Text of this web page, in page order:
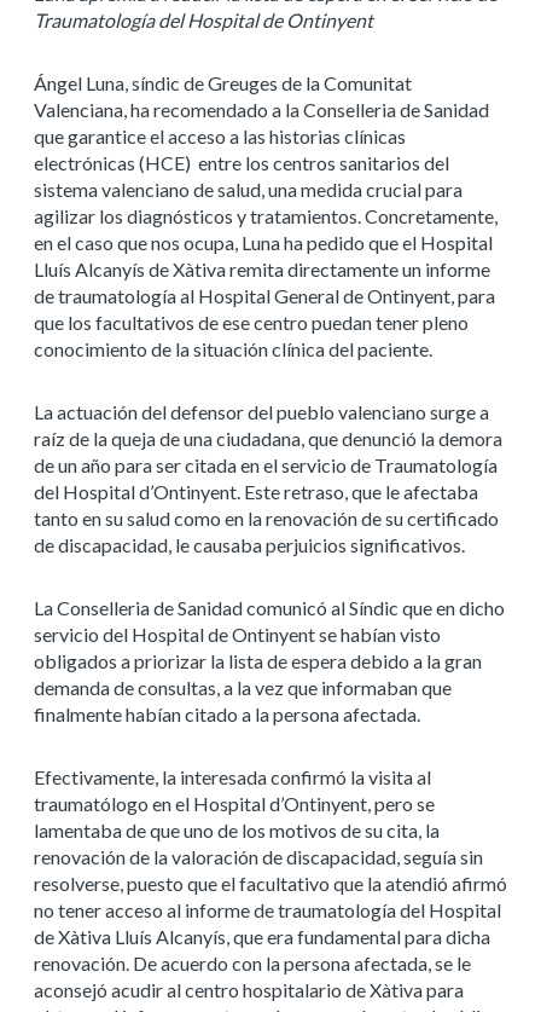
Traumatología del Hospital de Ontinyent
Ángel Luna, síndic de Greuges de la Comunitat
Valenciana, ha recomendado a la Conselleria de Sanidad
que garantice el acceso a las historias clínicas
electrónicas (HCE) entre los centros sanitarios del
sistema valenciano de salud, una medida crucial para
agilizar los diagnósticos y tratamientos. Concretamente,
en el caso que nos ocupa, Luna ha pedido que el Hospital
Lluís Alcanyís de Xàtiva remita directamente un informe
de traumatología al Hospital General de Ontinyent, para
que los facultativos de ese centro puedan tener pleno
conocimiento de la situación clínica del paciente.
La actuación del defensor del pueblo valenciano surge a
raíz de la queja de una ciudadana, que denunció la demora
de un año para ser citada en el servicio de Traumatología
del Hospital d’Ontinyent. Este retraso, que le afectaba
tanto en su salud como en la renovación de su certificado
de discapacidad, le causaba perjuicios significativos.
La Conselleria de Sanidad comunicó al Síndic que en dicho
servicio del Hospital de Ontinyent se habían visto
obligados a priorizar la lista de espera debido a la gran
demanda de consultas, a la vez que informaban que
finalmente habían citado a la persona afectada.
Efectivamente, la interesada confirmó la visita al
traumatólogo en el Hospital d’Ontinyent, pero se
lamentaba de que uno de los motivos de su cita, la
renovación de la valoración de discapacidad, seguía sin
resolverse, puesto que el facultativo que la atendió afirmó
no tener acceso al informe de traumatología del Hospital
de Xàtiva Lluís Alcanyís, que era fundamental para dicha
renovación. De acuerdo con la persona afectada, se le
aconsejó acudir al centro hospitalario de Xàtiva para